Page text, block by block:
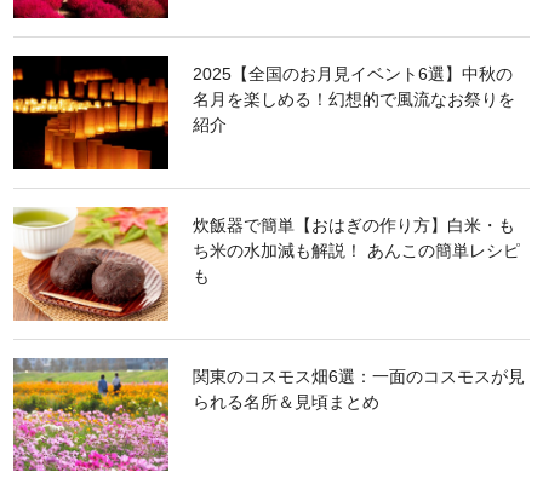
2025【全国のお月見イベント6選】中秋の
名月を楽しめる！幻想的で風流なお祭りを
紹介
炊飯器で簡単【おはぎの作り方】白米・も
ち米の水加減も解説！ あんこの簡単レシピ
も
関東のコスモス畑6選：一面のコスモスが見
られる名所＆見頃まとめ